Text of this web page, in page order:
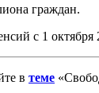
граждан.
с 1 октября
в теме